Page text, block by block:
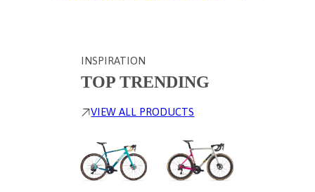
INSPIRATION
TOP TRENDING
VIEW ALL PRODUCTS